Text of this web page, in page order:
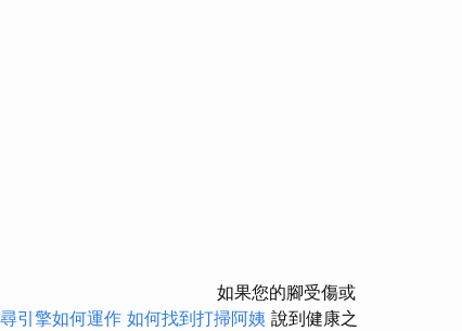
如果您的腳受傷或
引擎如何運作 如何找到打掃阿姨 說到健康之